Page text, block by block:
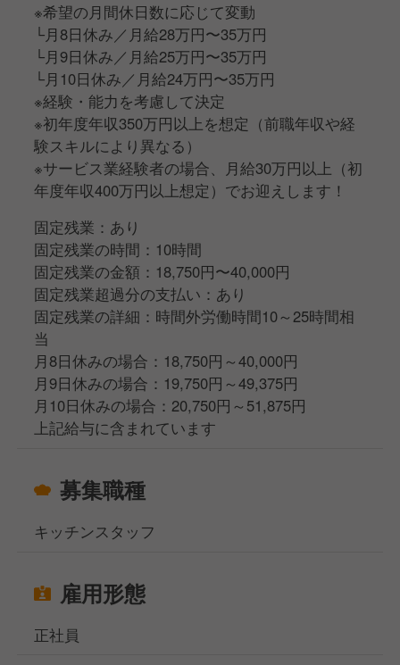
※希望の月間休日数に応じて変動
└月8日休み／月給28万円〜35万円
└月9日休み／月給25万円〜35万円
└月10日休み／月給24万円〜35万円
※経験・能力を考慮して決定
※初年度年収350万円以上を想定（前職年収や経
験スキルにより異なる）
※サービス業経験者の場合、月給30万円以上（初
年度年収400万円以上想定）でお迎えします！
固定残業：あり
固定残業の時間：10時間
固定残業の金額：18,750円〜40,000円
固定残業超過分の支払い：あり
固定残業の詳細：時間外労働時間10～25時間相
当
月8日休みの場合：18,750円～40,000円
月9日休みの場合：19,750円～49,375円
月10日休みの場合：20,750円～51,875円
上記給与に含まれています
募集職種
キッチンスタッフ
雇用形態
正社員